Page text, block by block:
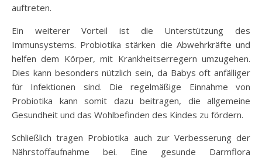
auftreten.
Ein weiterer Vorteil ist die Unterstützung des
Immunsystems. Probiotika stärken die Abwehrkräfte und
helfen dem Körper, mit Krankheitserregern umzugehen.
Dies kann besonders nützlich sein, da Babys oft anfälliger
für Infektionen sind. Die regelmäßige Einnahme von
Probiotika kann somit dazu beitragen, die allgemeine
Gesundheit und das Wohlbefinden des Kindes zu fördern.
Schließlich tragen Probiotika auch zur Verbesserung der
Nährstoffaufnahme bei. Eine gesunde Darmflora